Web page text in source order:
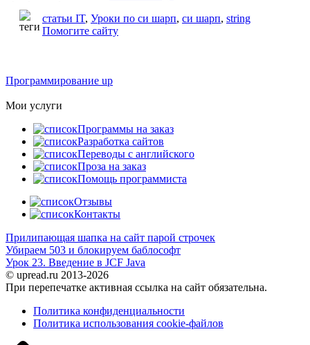
статьи IT, Уроки по си шарп, си шарп, string
Помогите сайту
Программирование up
Мои услуги
Программы на заказ
Разработка сайтов
Переводы с английского
Проза на заказ
Помощь программиста
Отзывы
Контакты
Прилипающая шапка на сайт парой строчек
Убираем 503 и блокируем баблософт
Урок 23. Введение в JCF Java
© upread.ru 2013-2026
При перепечатке активная ссылка на сайт обязательна.
Политика конфиденциальности
Политика использования cookie-файлов